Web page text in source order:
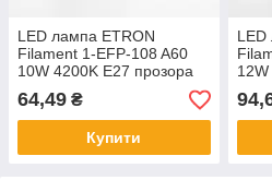
LED лампа ETRON
Filament 1-EFP-108 A60
10W 4200K E27 прозора
64,49 ₴
Купити
LED